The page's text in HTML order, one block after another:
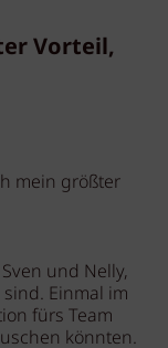
Vorteil,
mein größter
und Nelly,
Einmal im
fürs Team
könnten.